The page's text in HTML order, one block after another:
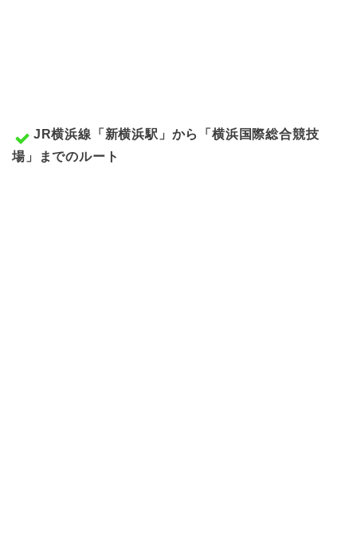
JR横浜線「新横浜駅」から「横浜国際総合競技
場」までのルート